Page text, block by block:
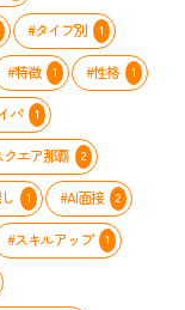
#タイプ別 1
#特徴 1 #性格 1
パ 1
クエア那覇 2
1 #AI面接 2
#スキルアップ 1